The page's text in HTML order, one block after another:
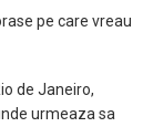
pe care vreau
de Janeiro,
urmeaza sa